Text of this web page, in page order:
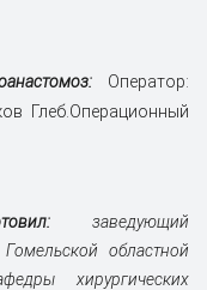
Оператор:
Глеб.Операционный
заведующий
областной
хирургических